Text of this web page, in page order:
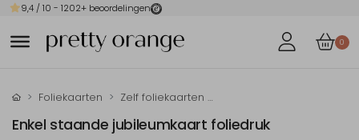
9,4 / 10 - 1202+ beoordelingen
0
Foliekaarten Zelf foliekaarten maken
Enkel staande jubileumkaart foliedruk